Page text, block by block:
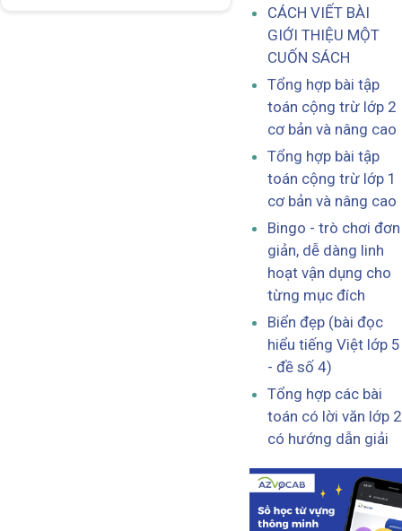
CÁCH VIẾT BÀI
GIỚI THIỆU MỘT
CUỐN SÁCH
Tổng hợp bài tập
toán cộng trừ lớp 2
cơ bản và nâng cao
Tổng hợp bài tập
toán cộng trừ lớp 1
cơ bản và nâng cao
Bingo - trò chơi đơn
giản, dễ dàng linh
hoạt vận dụng cho
từng mục đích
Biển đẹp (bài đọc
hiểu tiếng Việt lớp 5
- đề số 4)
Tổng hợp các bài
toán có lời văn lớp 2
có hướng dẫn giải